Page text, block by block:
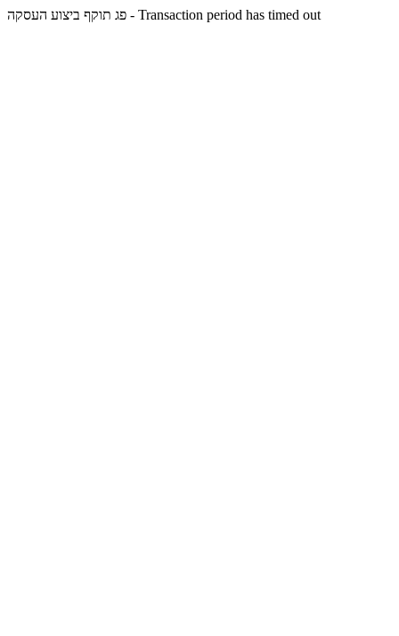
פג תוקף ביצוע העסקה - Transaction period has timed out